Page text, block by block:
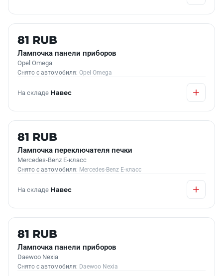
Б/У В НАЛИЧИИ
81 RUB
Лампочка панели приборов
Opel Omega
Снято с автомобиля: Opel Omega
На складе Навес
Б/У В НАЛИЧИИ
81 RUB
Лампочка переключателя печки
Mercedes-Benz E-класс
Снято с автомобиля: Mercedes-Benz E-класс
На складе Навес
Б/У В НАЛИЧИИ
81 RUB
Лампочка панели приборов
Daewoo Nexia
Снято с автомобиля: Daewoo Nexia